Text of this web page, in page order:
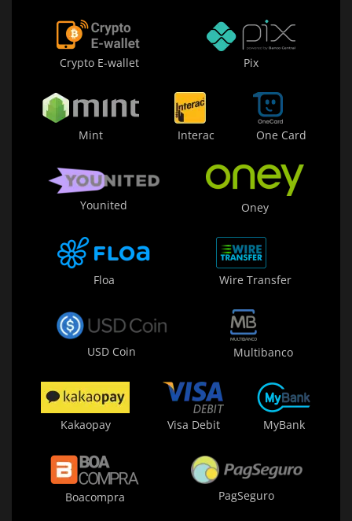
Crypto E-wallet Pix
Mint Interac One Card
Younited Oney
Floa Wire Transfer
USD Coin Multibanco
Kakaopay Visa Debit MyBank
Boacompra PagSeguro